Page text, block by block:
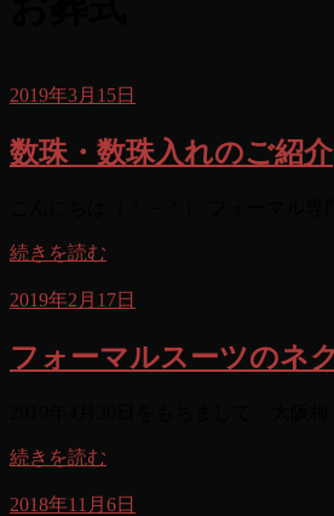
2019年3月15日
数珠・数珠入れのご紹介
続きを読む
2019年2月17日
フォーマルスーツのネ
続きを読む
2018年11月6日